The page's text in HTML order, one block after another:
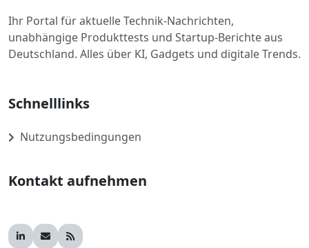
Ihr Portal für aktuelle Technik-Nachrichten,
unabhängige Produkttests und Startup-Berichte aus
Deutschland. Alles über KI, Gadgets und digitale Trends.
Schnelllinks
Nutzungsbedingungen
Kontakt aufnehmen